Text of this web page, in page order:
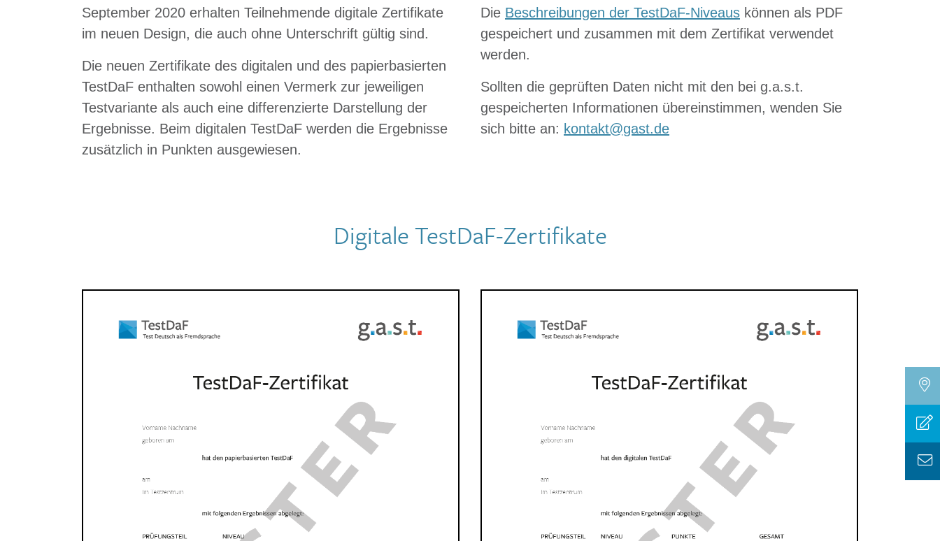
September 2020 erhalten Teilnehmende digitale Zertifikate
im neuen Design, die auch ohne Unterschrift gültig sind.
Die neuen Zertifikate des digitalen und des papierbasierten
TestDaF enthalten sowohl einen Vermerk zur jeweiligen
Testvariante als auch eine differenzierte Darstellung der
Ergebnisse. Beim digitalen TestDaF werden die Ergebnisse
zusätzlich in Punkten ausgewiesen.
Die Beschreibungen der TestDaF-Niveaus können als PDF
gespeichert und zusammen mit dem Zertifikat verwendet
werden.
Sollten die geprüften Daten nicht mit den bei g.a.s.t.
gespeicherten Informationen übereinstimmen, wenden Sie
sich bitte an: kontakt@gast.de
Digitale TestDaF-Zertifikate